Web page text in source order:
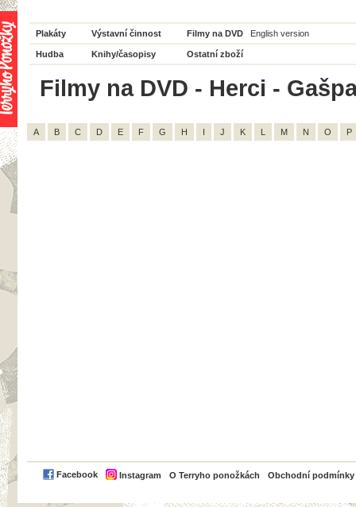
Plakáty Výstavní činnost Filmy na DVD English version
Hudba Knihy/časopisy Ostatní zboží
Filmy na DVD - Herci -
A B C D E F G H I J K L M N O P
Facebook Instagram O Terryho ponožkách Obchodní podmínky
PayPal